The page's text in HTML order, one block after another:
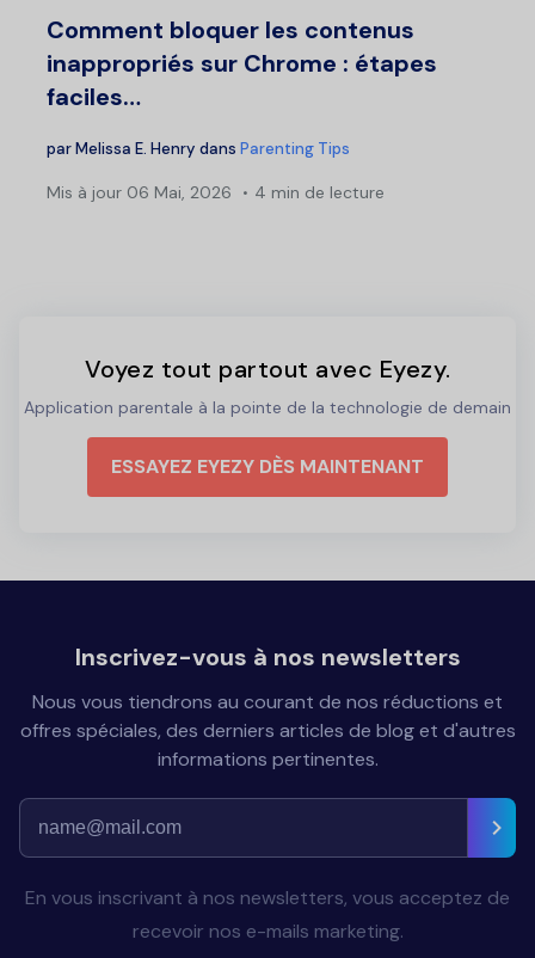
Comment bloquer les contenus
inappropriés sur Chrome : étapes
faciles…
parMelissa E. Henry dans Parenting Tips
Mis à jour 06 Mai, 2026 4 min de lecture
Voyez tout partout avec Eyezy.
Application parentale à la pointe de la technologie de demain
ESSAYEZ EYEZY DÈS MAINTENANT
Inscrivez-vous à nos newsletters
Nous vous tiendrons au courant de nos réductions et
offres spéciales, des derniers articles de blog et d'autres
informations pertinentes.
En vous inscrivant à nos newsletters, vous acceptez de
recevoir nos e-mails marketing.